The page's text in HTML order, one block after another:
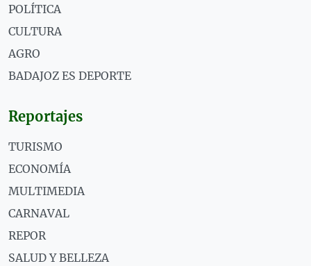
POLÍTICA
CULTURA
AGRO
BADAJOZ ES DEPORTE
Reportajes
TURISMO
ECONOMÍA
MULTIMEDIA
CARNAVAL
REPOR
SALUD Y BELLEZA